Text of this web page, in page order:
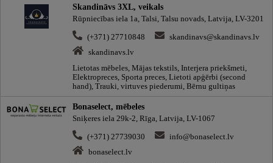
Skandināvs 3XL, veikals
Rūpniecības iela 1a, Talsi, Talsu novads, Latvija, LV-3201
(+371) 27710848
skandinavs@skandinavs.lv
skandinavs.lv
Lietotas mēbeles, Mājas tekstils, Interjera priekšmeti,
Elektropreces, Sporta preces, Lietoti apģērbi (second
hand), Trauki, virtuves piederumi, Bērnu gultiņas
Bonaselect, mēbeles
Sniķeres iela 29k-2, Rīga, Latvija, LV-1067
(+371) 27739030
info@bonaselect.lv
bonaselect.lv